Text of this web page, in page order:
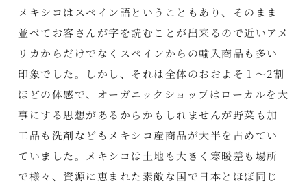
メキシコはスペイン語ということもあり、そのまま
並べてお客さんが字を読むことが出来るので近いアメ
リカからだけでなくスペインからの輸入商品も多い
印象でした。しかし、それは全体のおおよそ１～2割
ほどの体感で、オーガニックショップはローカルを大
事にする思想があるからかもしれませんが野菜も加
工品も洗剤などもメキシコ産商品が大半を占めてい
ていました。メキシコは土地も大きく寒暖差も場所
で様々、資源に恵まれた素敵な国で日本とほぼ同じ